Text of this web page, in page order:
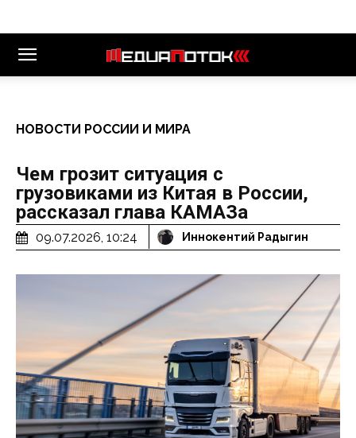
НОВОСТИ РОССИИ И МИРА
Чем грозит ситуация с
грузовиками из Китая в России,
рассказал глава КАМАЗа
09.07.2026, 10:24 Иннокентий Радыгин